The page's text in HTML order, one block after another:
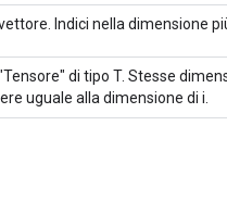
Indici nella dimensione
di tipo T. Stesse
uguale alla dimensione di i.